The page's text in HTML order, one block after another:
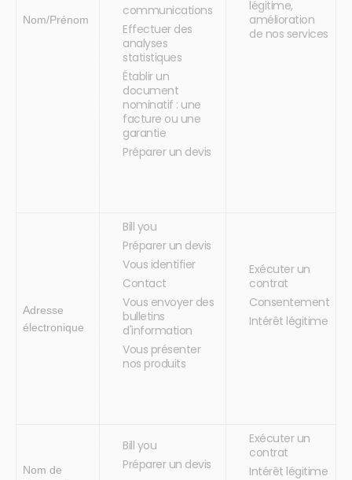
Nom/Prénom
communications
Effectuer des
analyses
statistiques
Établir un
document
nominatif : une
facture ou une
garantie
Préparer un devis
légitime,
amélioration
de nos services
Adresse
électronique
Bill you
Préparer un devis
Vous identifier
Contact
Vous envoyer des
bulletins
d'information
Vous présenter
nos produits
Exécuter un
contrat
Consentement
Intérêt légitime
Nom de
Bill you
Préparer un devis
Exécuter un
contrat
Intérêt légitime